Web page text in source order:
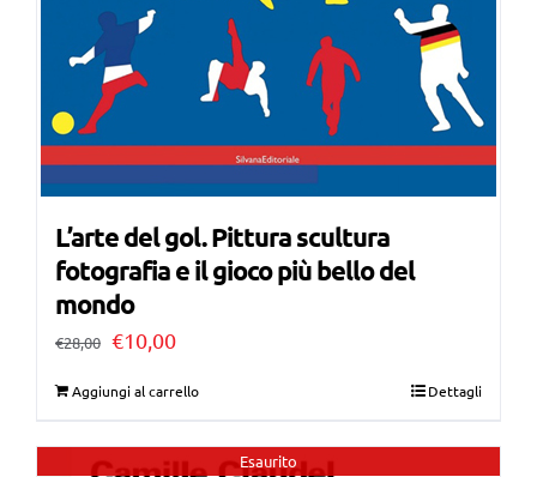
L’arte del gol. Pittura scultura
fotografia e il gioco più bello del
mondo
€28,00 Il
era:
€10,00Il
è:
Aggiungi al carrello Dettagli
Esaurito